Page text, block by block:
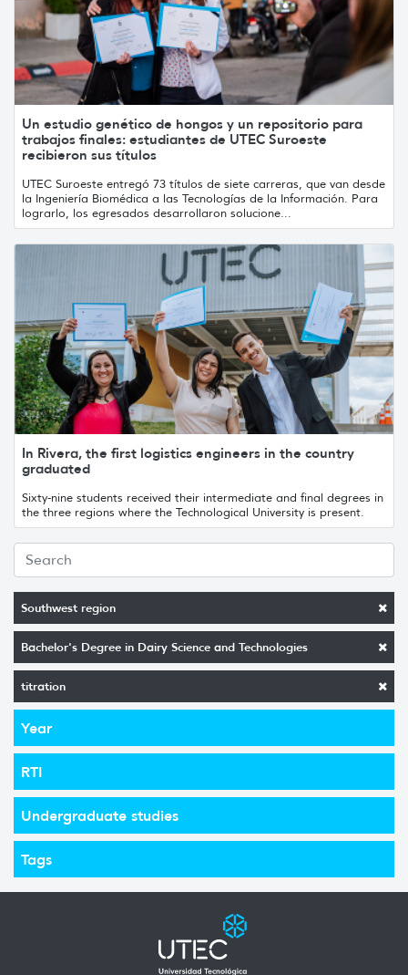
Southwest region
Bachelor's Degree in Dairy Science and Technologies
titration
Year
RTI
Undergraduate studies
Tags
Un estudio genético de hongos y un repositorio para
trabajos finales: estudiantes de UTEC Suroeste
recibieron sus títulos
UTEC Suroeste entregó 73 títulos de siete carreras, que van desde
la Ingeniería Biomédica a las Tecnologías de la Información. Para
lograrlo, los egresados desarrollaron solucione...
In Rivera, the first logistics engineers in the country
graduated
Sixty-nine students received their intermediate and final degrees in
the three regions where the Technological University is present.